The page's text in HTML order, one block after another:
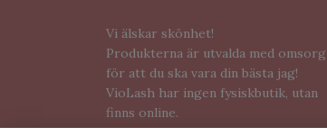
Vi älskar skönhet!
Produkterna är utvalda med omsorg
för att du ska vara din bästa jag!
VioLash har ingen fysiskbutik, utan
finns online.